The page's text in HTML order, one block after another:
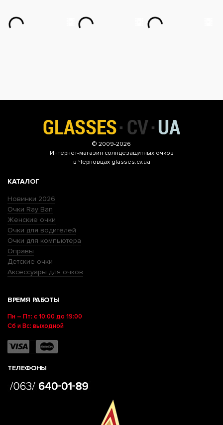
© 2009-2026
Интернет-магазин солнцезащитных очков
в Черновцах glasses.cv.ua
КАТАЛОГ
Новинки 2026
Очки Ray Ban
Женские очки
Очки для водителей
Очки для компьютера
Оправы
Детские очки
Аксессуары для очков
ВРЕМЯ РАБОТЫ
Пн – Пт: с 10:00 до 19:00
Сб и Вс: выходной
ТЕЛЕФОНЫ